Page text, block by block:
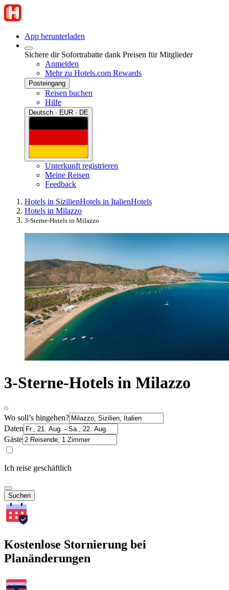
App herunterladen
Sichere dir Sofortrabatte dank Preisen für Mitglieder
Anmelden
Mehr zu Hotels.com Rewards
Posteingang
Reisen buchen
Hilfe
Deutsch · EUR · DE
Unterkunft registrieren
Meine Reisen
Feedback
Hotels in SizilienHotels in ItalienHotels
Hotels in Milazzo
3-Sterne-Hotels in Milazzo
3-Sterne-Hotels in Milazzo
Wo soll’s hingehen?
Daten
Gäste
Ich reise geschäftlich
Suchen
Kostenlose Stornierung bei
Planänderungen